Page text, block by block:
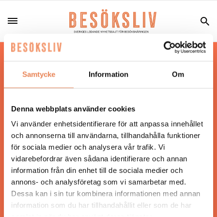
Samtycke Information Om
Denna webbplats använder cookies
Vi använder enhetsidentifierare för att anpassa innehållet
och annonserna till användarna, tillhandahålla funktioner
för sociala medier och analysera vår trafik. Vi
vidarebefordrar även sådana identifierare och annan
information från din enhet till de sociala medier och
annons- och analysföretag som vi samarbetar med.
Dessa kan i sin tur kombinera informationen med annan
information som du har tillhandahållit eller som de har
Hos oss läser du landets mest uppdaterade
nyheter och snackisar inom besöksnäringen.
Besöksliv i sin tryckta form är ett affärsmagasin
Tidningen ges ut avVisita
ANSVARIG UTGIVARE
Jonas Siljhammar
UPPHOVSRÄTT